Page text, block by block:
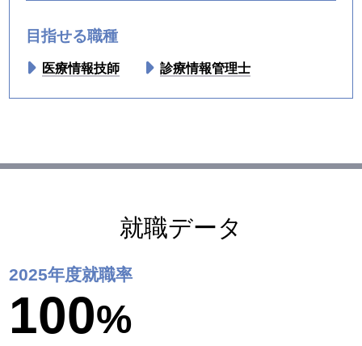
目指せる職種
医療情報技師 診療情報管理士
就職データ
2025年度就職率
100%